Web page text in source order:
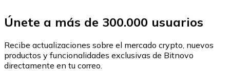
Únete a más de 300.000 usuarios
Recibe actualizaciones sobre el mercado crypto, nuevos
productos y funcionalidades exclusivas de Bitnovo
directamente en tu correo.